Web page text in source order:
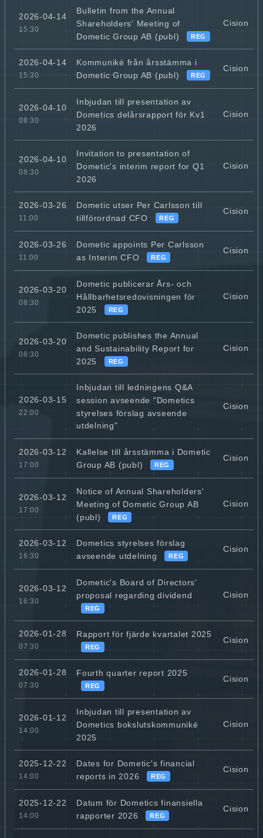
2026-04-14
15:30
Bulletin from the Annual
Shareholders' Meeting of
Dometic Group AB (publ)
REG
Cision
2026-04-14
15:30
Kommuniké från årsstämma i
Dometic Group AB (publ)
REG
Cision
2026-04-10
08:30
Inbjudan till presentation av
Dometics delårsrapport för Kv1
2026
Cision
2026-04-10
08:30
Invitation to presentation of
Dometic's interim report for Q1
2026
Cision
2026-03-26
11:00
Dometic utser Per Carlsson till
tillförordnad CFO
REG
Cision
2026-03-26
11:00
Dometic appoints Per Carlsson
as Interim CFO
REG
Cision
2026-03-20
08:30
Dometic publicerar Års- och
Hållbarhetsredovisningen för
2025
REG
Cision
2026-03-20
08:30
Dometic publishes the Annual
and Sustainability Report for
2025
REG
Cision
2026-03-15
22:00
Inbjudan till ledningens Q&A
session avseende "Dometics
styrelses förslag avseende
utdelning"
Cision
2026-03-12
17:00
Kallelse till årsstämma i Dometic
Group AB (publ)
REG
Cision
2026-03-12
17:00
Notice of Annual Shareholders'
Meeting of Dometic Group AB
(publ)
REG
Cision
2026-03-12
16:30
Dometics styrelses förslag
avseende utdelning
REG
Cision
2026-03-12
16:30
Dometic's Board of Directors'
proposal regarding dividend
REG
Cision
2026-01-28
07:30
Rapport för fjärde kvartalet 2025
REG
Cision
2026-01-28
07:30
Fourth quarter report 2025
REG
Cision
2026-01-12
14:00
Inbjudan till presentation av
Dometics bokslutskommuniké
2025
Cision
2025-12-22
14:00
Dates for Dometic's financial
reports in 2026
REG
Cision
2025-12-22
14:00
Datum för Dometics finansiella
rapporter 2026
REG
Cision